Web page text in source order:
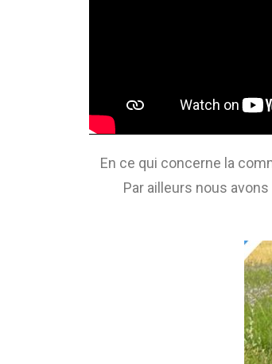
En ce qui concerne la
Par ailleurs nous